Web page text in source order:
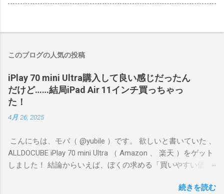
このブログの人気の投稿
iPlay 70 mini Ultra購入して良い感じだったん
だけど……結局iPad Air 11インチ買っちゃっ
た！
4月 26, 2025
こんにちは、モバ（ @yubile ）です。 欲しいと書いていた 、
ALLDOCUBE iPlay 70 mini Ultra （ Amazon 、 楽天 ）をゲット
しました！ 結論からいえば、ぼくの求める「買いやすい価
ポイントをしっかり満たしていたので満足度が高いです。 ぼ
続きを読む